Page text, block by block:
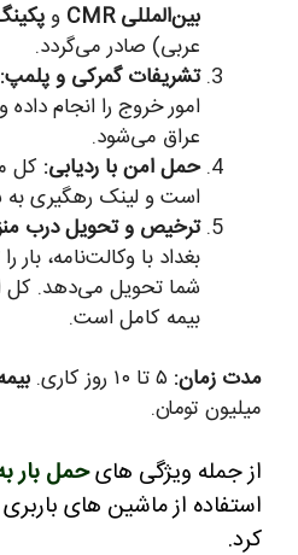
بین‌المللی CMR
و
عربی) صادر می‌گردد.
تشریفات گمرکی و پلمپ:
امور خروج را انجام
عراق می‌شود.
حمل امن با ردیابی:
است و لینک رهگیری به
ترخیص و تحویل درب
بغداد با وکالت‌نامه،
شما تحویل می‌دهد.
بیمه کامل است.
مدت زمان:
میلیون تومان.
از جمله ویژگی هایحمل بار
استفاده از ماشین های
کرد.